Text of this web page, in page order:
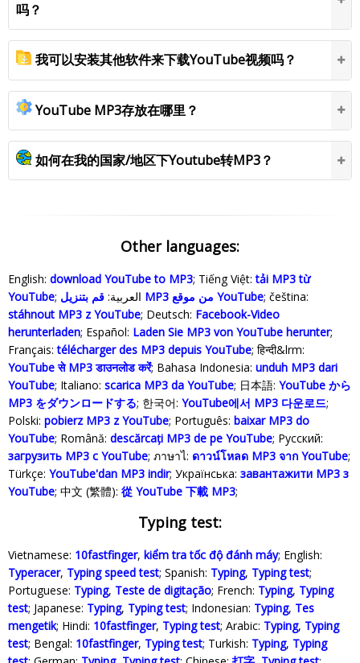
吗？
我可以安装其他软件来下载YouTube视频吗？
YouTube MP3存放在哪里？
如何在我的国家/地区下Youtube转MP3？
Other languages:
English: download YouTube to MP3; Tiếng Việt:tải MP3 từ
YouTube
; العربية: قم بتنزيل MP3 من موقع YouTube; čeština:
stáhnout MP3 z YouTube; Deutsch: Facebook-Video
herunterladen; Español: Laden Sie MP3 von YouTube herunter;
Français:télécharger des MP3 depuis YouTube; हिन्दी&lrm:
YouTube से MP3 डाउनलोड करेंं; Bahasa Indonesia‬: unduh MP3 dari
YouTube; Italiano: scarica MP3 da YouTube; 日本語: YouTube から
MP3 をダウンロードする; 한국어: YouTube에서 MP3 다운로드;
Polski‎: pobierz MP3 z YouTube; Português: baixar MP3 do
YouTube; Română: descărcați MP3 de pe YouTube; Русский:
загрузить MP3 с YouTube; ภาษาไ: ดาวน์โหลด MP3 จาก YouTube;
Türkçe‬: YouTube'dan MP3 indir; Українська‬: завантажити MP3 з
YouTube; 中文 (繁體): 從 YouTube 下載 MP3;
Typing test:
Vietnamese: 10fastfinger, kiểm tra tốc độ đánh máy; English:
Typeracer, Typing speed test; Spanish: Typing, Typing test;
Portuguese: Typing, Teste de digitação; French: Typing, Typing
test; Japanese: Typing, Typing test; Indonesian: Typing, Tes
mengetik; Hindi: 10fastfinger, Typing test; Arabic: Typing, Typing
test; Bengal: 10fastfinger, Typing test; Turkish: Typing, Typing